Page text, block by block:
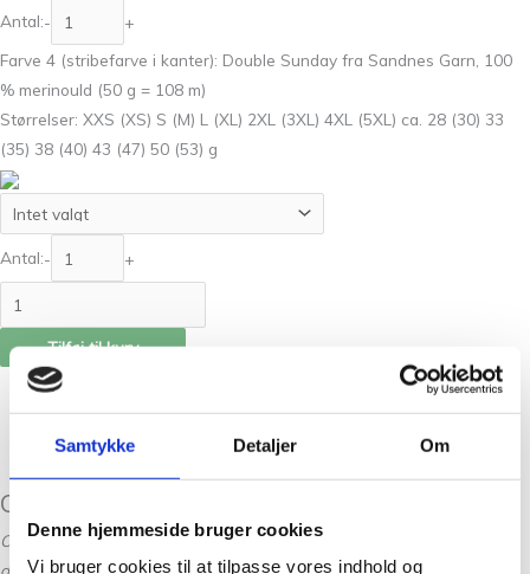
Samtykke Detaljer Om
Denne hjemmeside bruger cookies
Vi bruger cookies til at tilpasse vores indhold og
Antal:-
+
Farve 4 (stribefarve i kanter): Double Sunday fra Sandnes Garn, 100
% merinould (50 g = 108 m)
Størrelser: XXS (XS) S (M) L (XL) 2XL (3XL) 4XL (5XL) ca. 28 (30) 33
(35) 38 (40) 43 (47) 50 (53) g
Antal:- +
Tilføj til kurv
Beskrivelse
Yderligere information
Anmeldelser (0)
Cross Sweater designet af Petiteknit
Opskriften er udarbejdet i samarbejde med Røde Kors. For hvert salg
doneres 20 DKK til Røde Kors.